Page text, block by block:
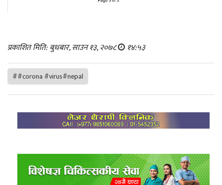
प्रकाशित मिति: बुधबार, साउन १३, २०७८ १४:५३
##corona #virus#nepal